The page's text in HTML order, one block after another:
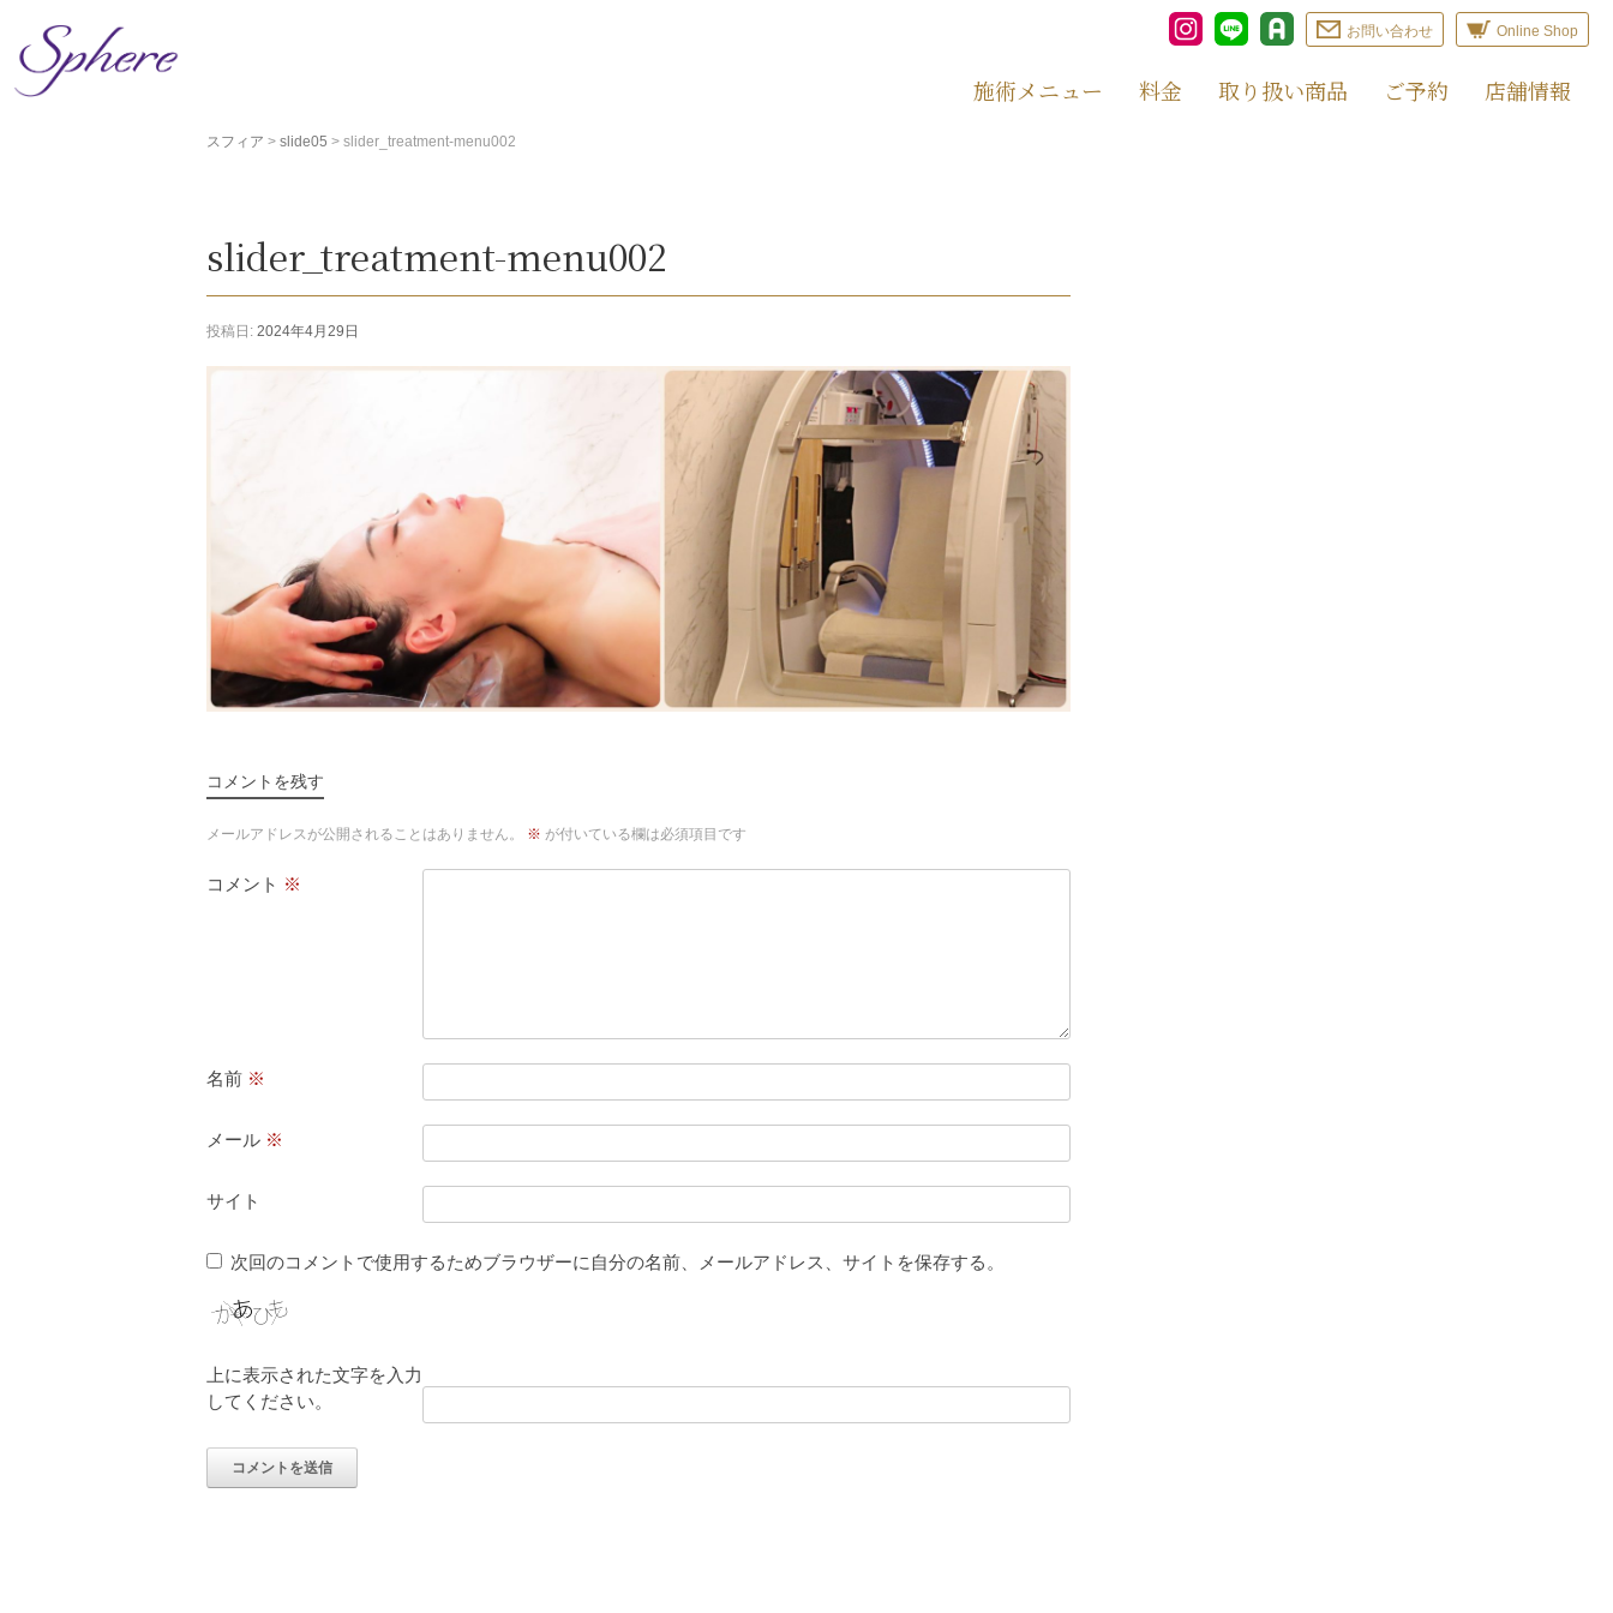
ン
お問い合わせ Online Shop
施術メニュー 料金 取り扱い商品 ご予約 店舗情報
スフィア > slide05 > slider_treatment-menu002
slider_treatment-menu002
投稿日: 2024年4月29日
コメントを残す
メールアドレスが公開されることはありません。 ※ が付いている欄は必須項目です
コメント ※
名前 ※
メール ※
サイト
次回のコメントで使用するためブラウザーに自分の名前、メールアドレス、サイトを保存する。
上に表示された文字を入力
してください。